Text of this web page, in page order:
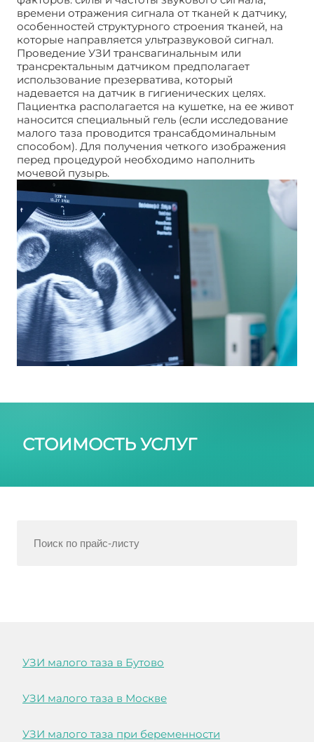
времени отражения сигнала от тканей к датчику,
особенностей структурного строения тканей, на
которые направляется ультразвуковой сигнал.
Проведение УЗИ трансвагинальным или
трансректальным датчиком предполагает
использование презерватива, который
надевается на датчик в гигиенических целях.
Пациентка располагается на кушетке, на ее живот
наносится специальный гель (если исследование
малого таза проводится трансабдоминальным
способом). Для получения четкого изображения
перед процедурой необходимо наполнить
мочевой пузырь.
СТОИМОСТЬ УСЛУГ
УЗИ малого таза в Бутово
УЗИ малого таза в Москве
УЗИ малого таза при беременности